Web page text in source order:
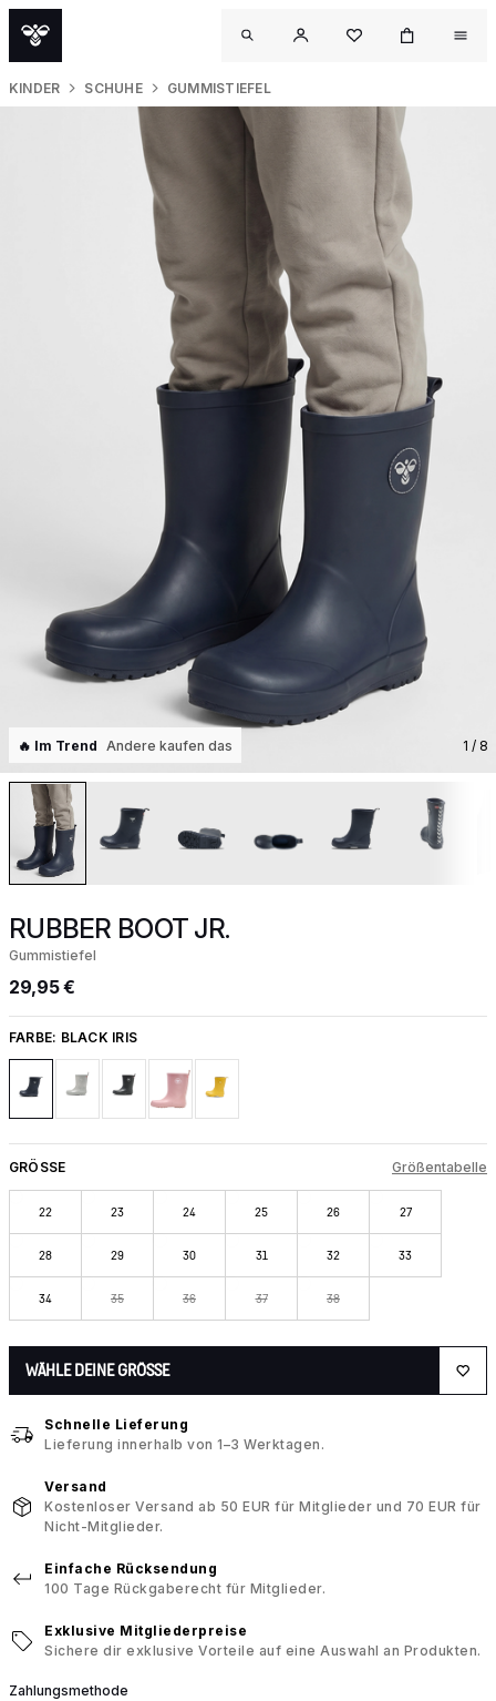
KINDER SCHUHE GUMMISTIEFEL
🔥 Im Trend Andere kaufen das 1 / 8
RUBBER BOOT JR.
Gummistiefel
29,95 €
FARBE: BLACK IRIS
GRÖSSE Größentabelle
22 23 24 25 26 27
28 29 30 31 32 33
34 35 36 37 38
WÄHLE DEINE GRÖSSE
Schnelle Lieferung
Lieferung innerhalb von 1–3 Werktagen.
Versand
Kostenloser Versand ab 50 EUR für Mitglieder und 70 EUR für
Nicht-Mitglieder.
Einfache Rücksendung
100 Tage Rückgaberecht für Mitglieder.
Exklusive Mitgliederpreise
Sichere dir exklusive Vorteile auf eine Auswahl an Produkten.
Zahlungsmethode